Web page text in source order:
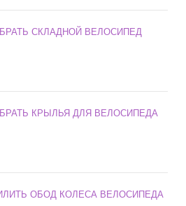
СКЛАДНОЙ ВЕЛОСИПЕД
КРЫЛЬЯ ДЛЯ ВЕЛОСИПЕДА
ОБОД КОЛЕСА ВЕЛОСИПЕДА